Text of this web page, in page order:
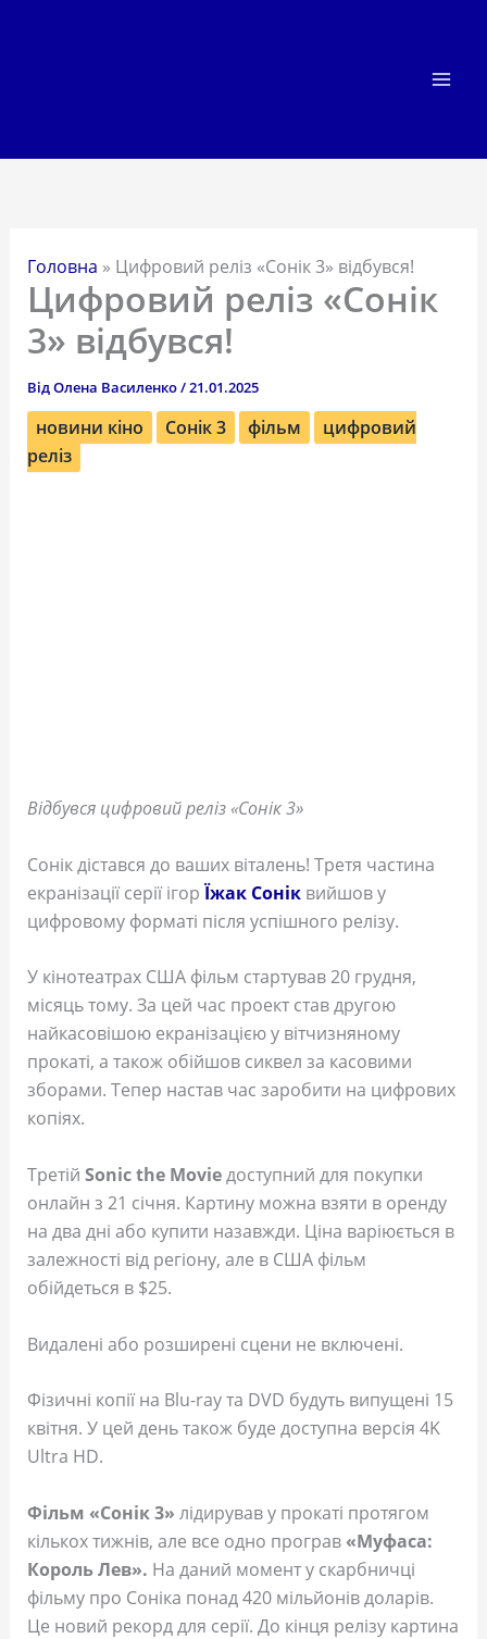
Головна » Цифровий реліз «Сонік 3» відбувся!
Цифровий реліз «Сонік
3» відбувся!
ВідОлена Василенко/21.01.2025
новини кіно Сонік 3 фільм
цифровий
реліз
Відбувся цифровий реліз «Сонік 3»
Сонік дістався до ваших віталень! Третя частина
екранізації серії ігор Їжак Соніквийшов у
цифровому форматі після успішного релізу.
У кінотеатрах США фільм стартував 20 грудня,
місяць тому. За цей час проект став другою
найкасовішою екранізацією у вітчизняному
прокаті, а також обійшов сиквел за касовими
зборами. Тепер настав час заробити на цифрових
копіях.
Третій Sonic the Movieдоступний для покупки
онлайн з 21 січня. Картину можна взяти в оренду
на два дні або купити назавжди. Ціна варіюється в
залежності від регіону, але в США фільм
обійдеться в $25.
Видалені або розширені сцени не включені.
Фізичні копії на Blu-ray та DVD будуть випущені 15
квітня. У цей день також буде доступна версія 4K
Ultra HD.
Фільм «Сонік 3» лідирував у прокаті протягом
кількох тижнів, але все одно програв«Муфаса:
Король Лев». На даний момент у скарбничці
фільму про Соніка понад 420 мільйонів доларів.
Це новий рекорд для серії. До кінця релізу картина